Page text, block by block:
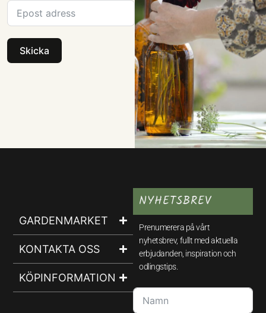
Skicka
GARDENMARKET
KONTAKTA OSS
KÖPINFORMATION
NYHETSBREV
Prenumerera på vårt
nyhetsbrev, fullt med aktuella
erbjudanden, inspiration och
odlingstips.